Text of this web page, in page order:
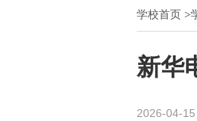
学校首页 >
新华
2026-04-